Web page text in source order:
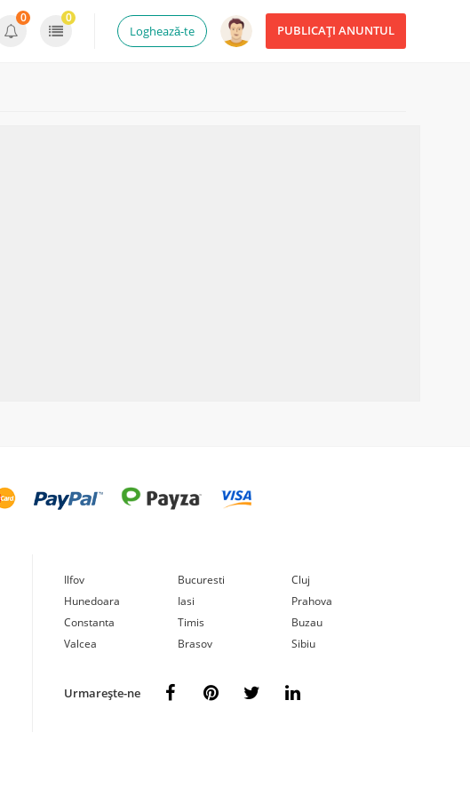
PUBLICAȚI ANUNTUL
Loghează-te
0 0
Ilfov Bucuresti
Cluj
Hunedoara
Iasi
Prahova
Constanta
Timis
Buzau
Valcea
Brasov Sibiu
Urmarește-ne